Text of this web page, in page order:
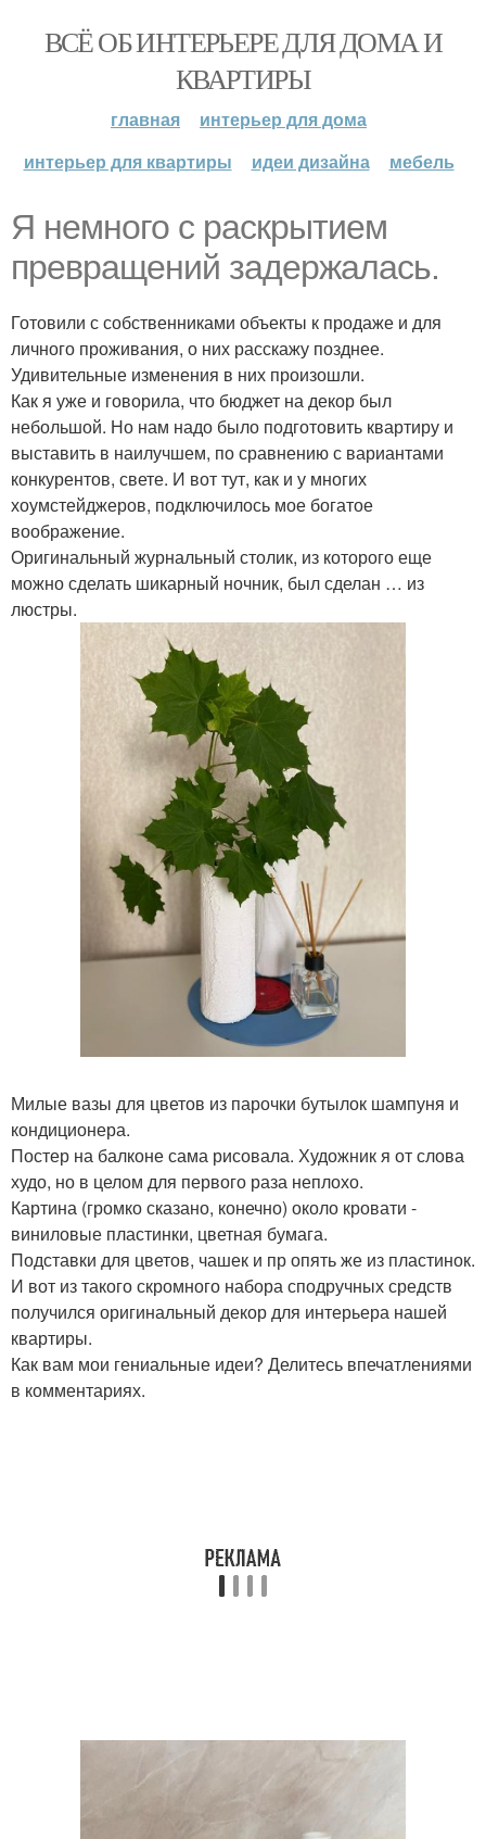
ВСЁ ОБ ИНТЕРЬЕРЕ ДЛЯ ДОМА И
КВАРТИРЫ
главная
интерьер для дома
интерьер для квартиры
идеи дизайна мебель
Я немного с раскрытием
превращений задержалась.
Готовили с собственниками объекты к продаже и для
личного проживания, о них расскажу позднее.
Удивительные изменения в них произошли.
Как я уже и говорила, что бюджет на декор был
небольшой. Но нам надо было подготовить квартиру и
выставить в наилучшем, по сравнению с вариантами
конкурентов, свете. И вот тут, как и у многих
хоумстейджеров, подключилось мое богатое
воображение.
Оригинальный журнальный столик, из которого еще
можно сделать шикарный ночник, был сделан … из
люстры.
Милые вазы для цветов из парочки бутылок шампуня и
кондиционера.
Постер на балконе сама рисовала. Художник я от слова
худо, но в целом для первого раза неплохо.
Картина (громко сказано, конечно) около кровати -
виниловые пластинки, цветная бумага.
Подставки для цветов, чашек и пр опять же из пластинок.
И вот из такого скромного набора сподручных средств
получился оригинальный декор для интерьера нашей
квартиры.
Как вам мои гениальные идеи? Делитесь впечатлениями
в комментариях.